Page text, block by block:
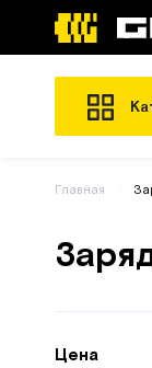
Главная
Цена